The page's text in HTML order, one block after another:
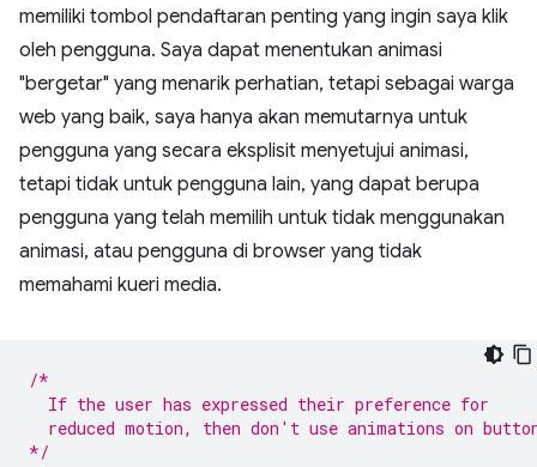
memiliki tombol pendaftaran penting yang ingin saya klik
oleh pengguna. Saya dapat menentukan animasi
"bergetar" yang menarik perhatian, tetapi sebagai warga
web yang baik, saya hanya akan memutarnya untuk
pengguna yang secara eksplisit menyetujui animasi,
tetapi tidak untuk pengguna lain, yang dapat berupa
pengguna yang telah memilih untuk tidak menggunakan
animasi, atau pengguna di browser yang tidak
memahami kueri media.
/*
  If the user has expressed their preference for
reduced motion, then don't use animations on
*/